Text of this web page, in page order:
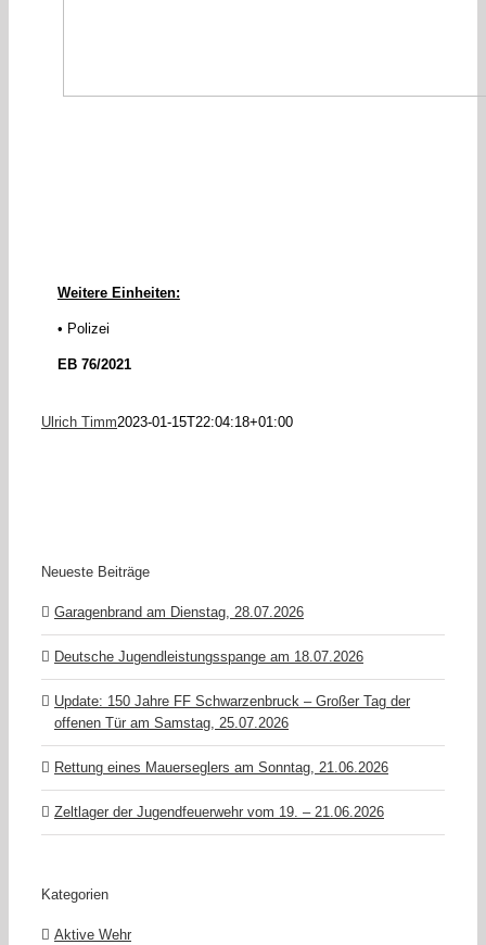
Weitere Einheiten:
• Polizei
EB 76/2021
Ulrich Timm2023-01-15T22:04:18+01:00
Neueste Beiträge
Garagenbrand am Dienstag, 28.07.2026
Deutsche Jugendleistungsspange am 18.07.2026
Update: 150 Jahre FF Schwarzenbruck – Großer Tag der
offenen Tür am Samstag, 25.07.2026
Rettung eines Mauerseglers am Sonntag, 21.06.2026
Zeltlager der Jugendfeuerwehr vom 19. – 21.06.2026
Kategorien
Aktive Wehr